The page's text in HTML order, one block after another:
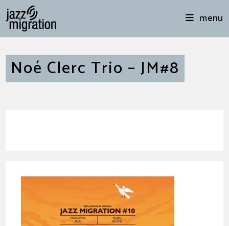
menu
Noé Clerc Trio – JM#8